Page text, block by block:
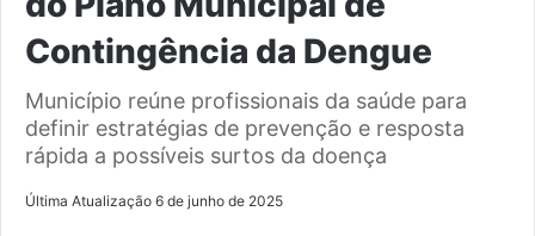
Contingência da Dengue
Município reúne profissionais da saúde para
definir estratégias de prevenção e resposta
rápida a possíveis surtos da doença
Última Atualização 6 de junho de 2025